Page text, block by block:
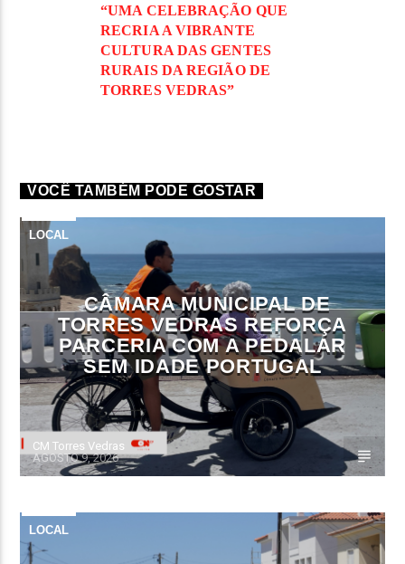
“UMA CELEBRAÇÃO QUE
RECRIA A VIBRANTE
CULTURA DAS GENTES
RURAIS DA REGIÃO DE
TORRES VEDRAS”
VOCÊ TAMBÉM PODE GOSTAR
LOCAL
CÂMARA MUNICIPAL DE
TORRES VEDRAS REFORÇA
PARCERIA COM A PEDALAR
SEM IDADE PORTUGAL
CM Torres Vedras
AGOSTO 9, 2026
LOCAL